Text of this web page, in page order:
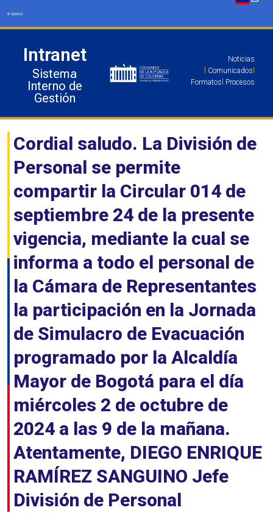
Intranet
Sistema
Interno de
Gestión
Noticias
Comunicados
Formatos Procesos
Cordial saludo. La División de
Personal se permite
compartir la Circular 014 de
septiembre 24 de la presente
vigencia, mediante la cual se
informa a todo el personal de
la Cámara de Representantes
la participación en la Jornada
de Simulacro de Evacuación
programado por la Alcaldía
Mayor de Bogotá para el día
miércoles 2 de octubre de
2024 a las 9 de la mañana.
Atentamente, DIEGO ENRIQUE
RAMÍREZ SANGUINO Jefe
División de Personal